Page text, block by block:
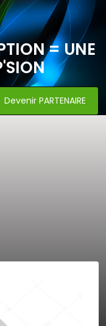
= UNE
Devenir PARTENAIRE